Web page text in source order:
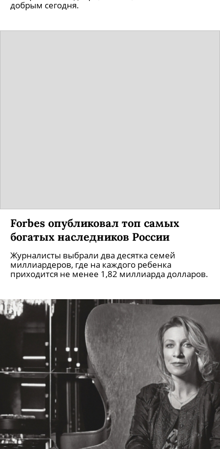
добрым сегодня.
Forbes опубликовал топ самых
богатых наследников России
Журналисты выбрали два десятка семей
миллиардеров, где на каждого ребенка
приходится не менее 1,82 миллиарда долларов.